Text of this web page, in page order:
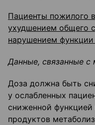
Пациенты пожилого
ухудшением общего
нарушением функции
Данные, связанные
Доза должна быть
у ослабленных
сниженной функцией
продуктов